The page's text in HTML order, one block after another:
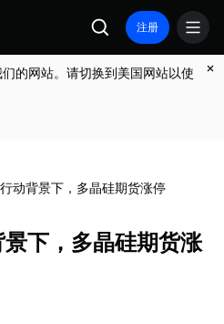
注册
的网站。请切换到美国网站以使
动背景下，多晶硅期货涨停
下，多晶硅期货涨